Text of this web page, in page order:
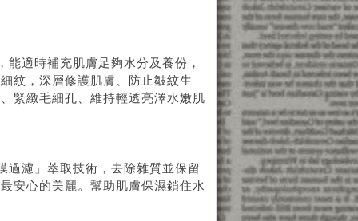
適時補充肌膚足夠水分及養份，
紋，深層修護肌膚、防止皺紋生
緊緻毛細孔、維持輕透亮澤水嫩肌
過濾」萃取技術，去除雜質並保留
安心的美麗。幫助肌膚保濕鎖住水